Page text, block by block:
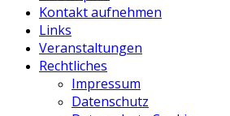
Kontakt aufnehmen
Links
Veranstaltungen
Rechtliches
Impressum
Datenschutz